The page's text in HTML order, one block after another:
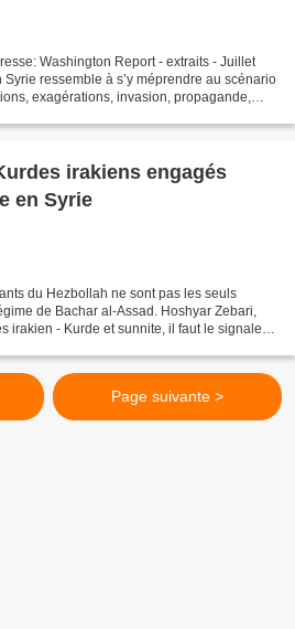
Washington Report - extraits - Juillet
ressemble à s’y méprendre au scénario
exagérations, invasion, propagande,
irakiens engagés
en Syrie
du Hezbollah ne sont pas les seuls
de Bachar al-Assad. Hoshyar Zebari,
irakien - Kurde et sunnite, il faut le signaler -
Page suivante >